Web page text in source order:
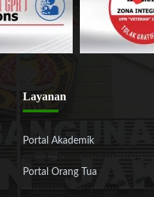
Layanan
Portal Akademik
Portal Orang Tua